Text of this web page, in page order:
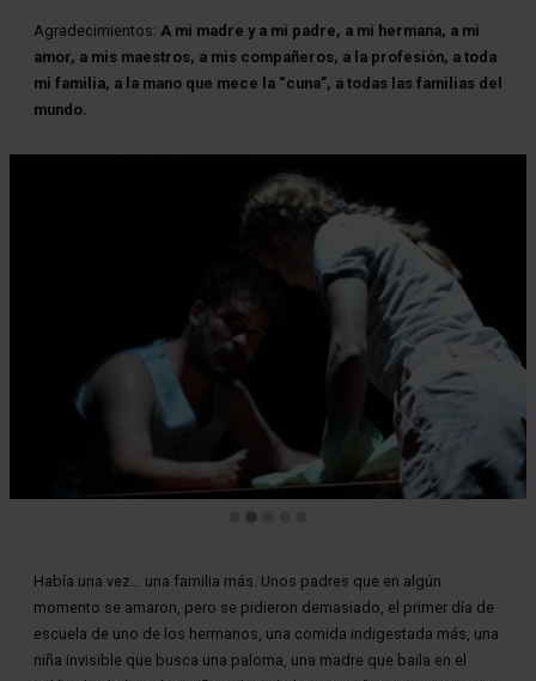
Agradecimientos: A mi madre y a mi padre, a mi hermana, a mi
amor, a mis maestros, a mis compañeros, a la profesión, a toda
mi familia, a la mano que mece la “cuna”, a todas las familias del
mundo.
Había una vez… una familia más. Unos padres que en algún
momento se amaron, pero se pidieron demasiado, el primer día de
escuela de uno de los hermanos, una comida indigestada más, una
niña invisible que busca una paloma, una madre que baila en el